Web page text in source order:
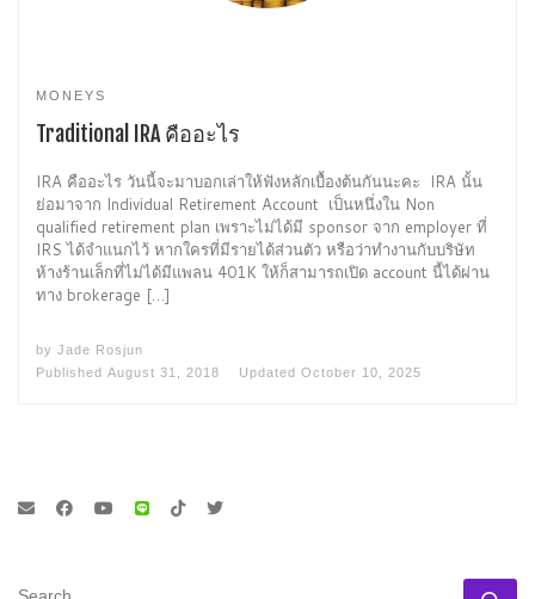
MONEYS
Traditional IRA คืออะไร
IRA คืออะไร วันนี้จะมาบอกเล่าให้ฟังหลักเบื้องต้นกันนะคะ IRA นั้น
ย่อมาจาก Individual Retirement Account เป็นหนึ่งใน Non
qualified retirement plan เพราะไม่ได้มี sponsor จาก employer ที่
IRS ได้จำแนกไว้ หากใครที่มีรายได้ส่วนตัว หรือว่าทำงานกับบริษัท
ห้างร้านเล็กที่ไม่ได้มีแพลน 401K ให้ก็สามารถเปิด account นี้ได้ผ่าน
ทาง brokerage […]
by Jade Rosjun
Published August 31, 2018 Updated October 10, 2025
SEARCH